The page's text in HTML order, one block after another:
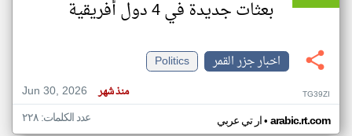
بعثات جديدة في 4 دول أفريقية
اخبار جزر القمر
Politics
Jun 30, 2026
منذ شهر TG39ZI
ار تي عربي• arabic.rt.com عدد الكلمات: ٢٢٨